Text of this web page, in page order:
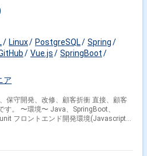
上を目指し、開発とPdM（プロダクト
ンジニアを募集します。
Linux PostgreSQL
Spring
Vue.js
SpringBoot
ア
保守開発、改修、顧客折衝 直接、顧客
す。 〜環境〜 Java、SpringBoot、
フロントエンド開発環境(Javascript、